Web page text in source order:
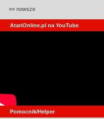
«« nowsze
AtariOnline.pl na YouTube
Pomocnik/Helper